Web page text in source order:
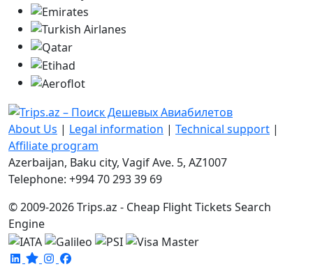
About Us | Legal information | Technical support |
Affiliate program
Azerbaijan, Baku city, Vagif Ave. 5, AZ1007
Telephone: +994 70 293 39 69
© 2009-2026 Trips.az - Cheap Flight Tickets Search
Engine